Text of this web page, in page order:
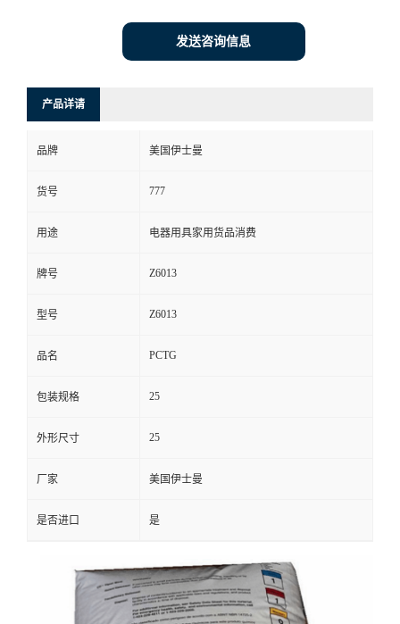
发送咨询信息
产品详请
品牌 美国伊士曼
货号 777
用途 电器用具家用货品消费
牌号 Z6013
型号 Z6013
品名 PCTG
包装规格 25
外形尺寸 25
厂家 美国伊士曼
是否进口 是